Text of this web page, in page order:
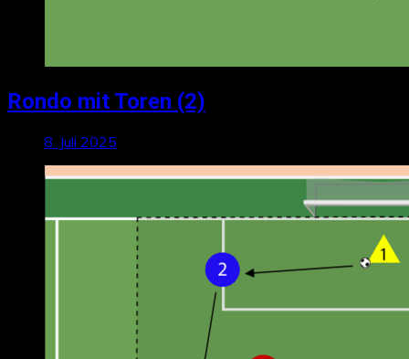
Rondo mit Toren (2)
8. Juli 2025